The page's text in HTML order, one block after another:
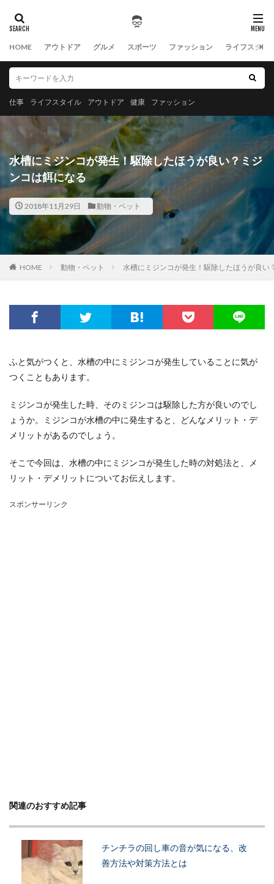
HOME アウトドア グルメ スポーツ ファッション ライフスタイ
仕事 ライフスタイル アウトドア 健康 ファッション
水槽にミジンコが発生！駆除したほうが良い？ミジ
ンコは餌になる
2018年11月29日 動物・ペット
HOME 動物・ペット 水槽にミジンコが発生！駆除したほうが良い
ふと気がつくと、水槽の中にミジンコが発生していることに気が
つくこともあります。
ミジンコが発生した時、そのミジンコは駆除した方が良いのでし
ょうか。ミジンコが水槽の中に発生すると、どんなメリット・デ
メリットがあるのでしょう。
そこで今回は、水槽の中にミジンコが発生した時の対処法と、メ
リット・デメリットについてお伝えします。
スポンサーリンク
関連のおすすめ記事
チンチラの回し車の音が気になる、改
善方法や対策方法とは